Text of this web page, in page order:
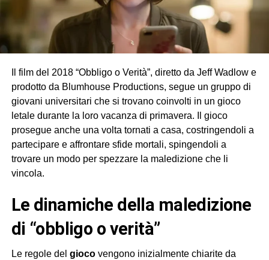
Il film del 2018 “Obbligo o Verità”, diretto da Jeff Wadlow e
prodotto da Blumhouse Productions, segue un gruppo di
giovani universitari che si trovano coinvolti in un gioco
letale durante la loro vacanza di primavera. Il gioco
prosegue anche una volta tornati a casa, costringendoli a
partecipare e affrontare sfide mortali, spingendoli a
trovare un modo per spezzare la maledizione che li
vincola.
le dinamiche della maledizione
di “obbligo o verità”
Le regole del giocovengono inizialmente chiarite da